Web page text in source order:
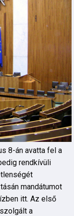
8-án avatta fel a
rendkívüli
mandátumot
itt. Az első
a